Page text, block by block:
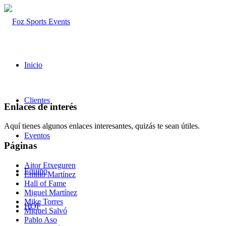
Inicio
Clientes
Eventos
Equipo
HOF
Enlaces de interés
Aquí tienes algunos enlaces interesantes, quizás te sean útiles.
Páginas
Aitor Etxeguren
Emilio Martínez
Hall of Fame
Miguel Martínez
Mike Torres
Miquel Salvó
Pablo Aso